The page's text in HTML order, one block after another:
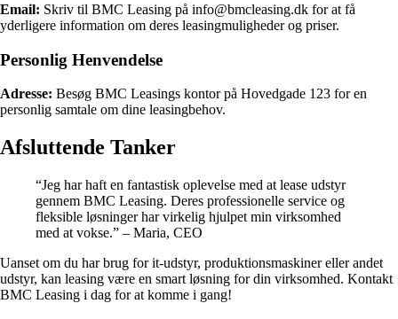
Email: Skriv til BMC Leasing på info@bmcleasing.dk for at få
yderligere information om deres leasingmuligheder og priser.
Personlig Henvendelse
Adresse: Besøg BMC Leasings kontor på Hovedgade 123 for en
personlig samtale om dine leasingbehov.
Afsluttende Tanker
“Jeg har haft en fantastisk oplevelse med at lease udstyr
gennem BMC Leasing. Deres professionelle service og
fleksible løsninger har virkelig hjulpet min virksomhed
med at vokse.” – Maria, CEO
Uanset om du har brug for it-udstyr, produktionsmaskiner eller andet
udstyr, kan leasing være en smart løsning for din virksomhed. Kontakt
BMC Leasing i dag for at komme i gang!